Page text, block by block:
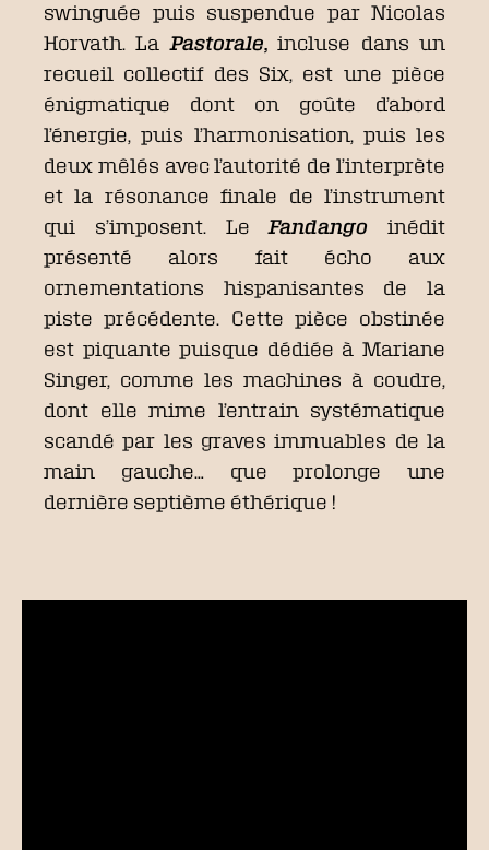
swinguée puis suspendue par Nicolas
Horvath. LaPastorale,incluse dans un
recueil collectif des Six, est une pièce
énigmatique dont on goûte d’abord
l’énergie, puis l’harmonisation, puis les
deux mêlés avec l’autorité de l’interprète
et la résonance finale de l’instrument
qui s’imposent. LeFandango
inédit
présenté alors fait écho aux
ornementations hispanisantes de la
piste précédente. Cette pièce obstinée
est piquante puisque dédiée à Mariane
Singer, comme les machines à coudre,
dont elle mime l’entrain systématique
scandé par les graves immuables de la
main gauche… que prolonge une
dernière septième éthérique !